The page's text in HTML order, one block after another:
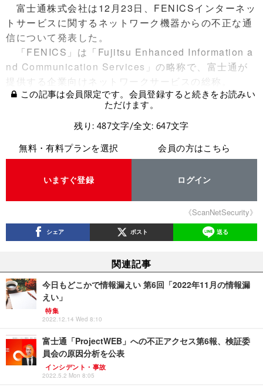
富士通株式会社は12月23日、FENICSインターネッ
トサービスに関するネットワーク機器からの不正な通
信について発表した。
「FENICS」は「Fujitsu Enhanced Information a
nd Communication Services」の略称で、富士通が
提供する企業向けネットワークサービスの総称。
この記事は会員限定です。会員登録すると続きをお読みい
ただけます。
残り: 487文字/全文: 647文字
無料・有料プランを選択
いますぐ登録
会員の方はこちら
ログイン
《ScanNetSecurity》
シェア ポスト 送る
関連記事
今日もどこかで情報漏えい 第6回「2022年11月の情報漏
えい」
特集
2022.12.14 Wed 8:10
富士通「ProjectWEB」への不正アクセス第6報、検証委
員会の原因分析を公表
インシデント・事故
2022.5.2 Mon 8:05